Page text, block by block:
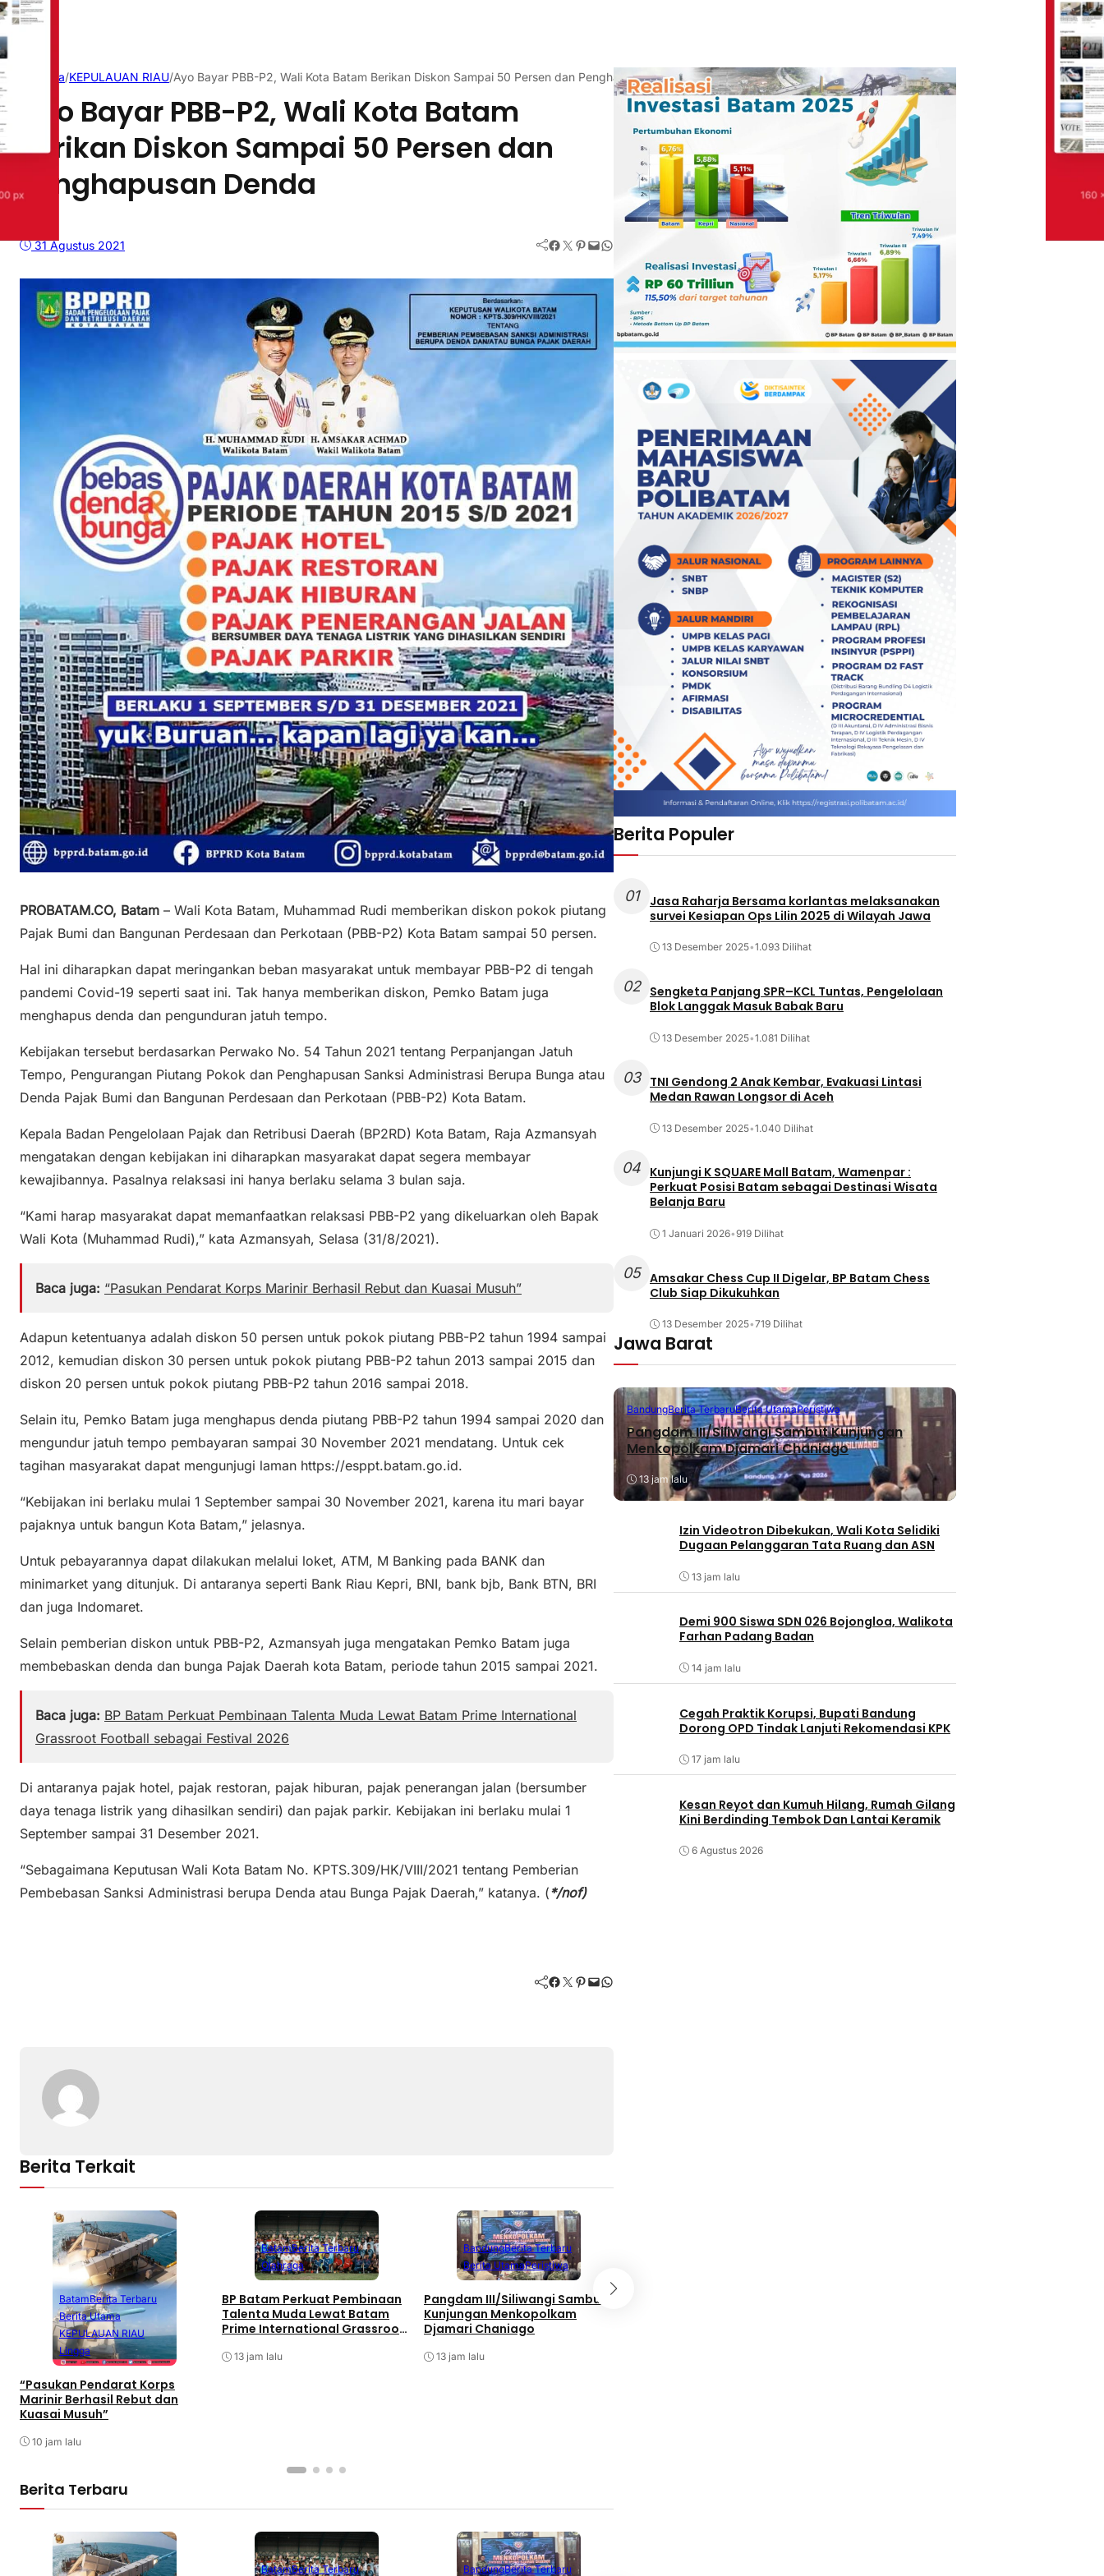
Beranda/KEPULAUAN RIAU/Ayo Bayar PBB-P2, Wali Kota Batam Berikan Diskon Sampai 50 Persen dan Penghapusan Denda
Ayo Bayar PBB-P2, Wali Kota Batam
Berikan Diskon Sampai 50 Persen dan
Penghapusan Denda
31 Agustus 2021 Facebook Twitter Pinterest Mail WhatsApp
PROBATAM.CO, Batam – Wali Kota Batam, Muhammad Rudi memberikan diskon pokok piutang
Pajak Bumi dan Bangunan Perdesaan dan Perkotaan (PBB-P2) Kota Batam sampai 50 persen.
Hal ini diharapkan dapat meringankan beban masyarakat untuk membayar PBB-P2 di tengah
pandemi Covid-19 seperti saat ini. Tak hanya memberikan diskon, Pemko Batam juga
menghapus denda dan pengunduran jatuh tempo.
Kebijakan tersebut berdasarkan Perwako No. 54 Tahun 2021 tentang Perpanjangan Jatuh
Tempo, Pengurangan Piutang Pokok dan Penghapusan Sanksi Administrasi Berupa Bunga atau
Denda Pajak Bumi dan Bangunan Perdesaan dan Perkotaan (PBB-P2) Kota Batam.
Kepala Badan Pengelolaan Pajak dan Retribusi Daerah (BP2RD) Kota Batam, Raja Azmansyah
mengatakan dengan kebijakan ini diharapkan masyarakat dapat segera membayar
kewajibannya. Pasalnya relaksasi ini hanya berlaku selama 3 bulan saja.
“Kami harap masyarakat dapat memanfaatkan relaksasi PBB-P2 yang dikeluarkan oleh Bapak
Wali Kota (Muhammad Rudi),” kata Azmansyah, Selasa (31/8/2021).
Baca juga: “Pasukan Pendarat Korps Marinir Berhasil Rebut dan Kuasai Musuh”
Adapun ketentuanya adalah diskon 50 persen untuk pokok piutang PBB-P2 tahun 1994 sampai
2012, kemudian diskon 30 persen untuk pokok piutang PBB-P2 tahun 2013 sampai 2015 dan
diskon 20 persen untuk pokok piutang PBB-P2 tahun 2016 sampai 2018.
Selain itu, Pemko Batam juga menghapus denda piutang PBB-P2 tahun 1994 sampai 2020 dan
mengundur jatuh tempo pembayaran sampai 30 November 2021 mendatang. Untuk cek
tagihan masyarakat dapat mengunjugi laman https://esppt.batam.go.id.
“Kebijakan ini berlaku mulai 1 September sampai 30 November 2021, karena itu mari bayar
pajaknya untuk bangun Kota Batam,” jelasnya.
Untuk pebayarannya dapat dilakukan melalui loket, ATM, M Banking pada BANK dan
minimarket yang ditunjuk. Di antaranya seperti Bank Riau Kepri, BNI, bank bjb, Bank BTN, BRI
dan juga Indomaret.
Selain pemberian diskon untuk PBB-P2, Azmansyah juga mengatakan Pemko Batam juga
membebaskan denda dan bunga Pajak Daerah kota Batam, periode tahun 2015 sampai 2021.
Baca juga: BP Batam Perkuat Pembinaan Talenta Muda Lewat Batam Prime International
Grassroot Football sebagai Festival 2026
Di antaranya pajak hotel, pajak restoran, pajak hiburan, pajak penerangan jalan (bersumber
daya tenaga listrik yang dihasilkan sendiri) dan pajak parkir. Kebijakan ini berlaku mulai 1
September sampai 31 Desember 2021.
“Sebagaimana Keputusan Wali Kota Batam No. KPTS.309/HK/VIII/2021 tentang Pemberian
Pembebasan Sanksi Administrasi berupa Denda atau Bunga Pajak Daerah,” katanya. (*/nof)
Facebook Twitter Pinterest Mail WhatsApp
Berita Terkait
BatamBerita Terbaru
Berita Utama
KEPULAUAN RIAU
Lingga
“Pasukan Pendarat Korps
Marinir Berhasil Rebut dan
Kuasai Musuh”
10 jam lalu
BatamBerita Terbaru
Olahraga
BP Batam Perkuat Pembinaan
Talenta Muda Lewat Batam
Prime International Grassroot
13 jam lalu
BandungBerita Terbaru
Berita UtamaPeristiwa
Pangdam III/Siliwangi Sambut
Kunjungan Menkopolkam
Djamari Chaniago
13 jam lalu
Berita Terbaru
BatamBerita Terbaru BandungBerita Terbaru
Berita Populer
01
Jasa Raharja Bersama korlantas melaksanakan
survei Kesiapan Ops Lilin 2025 di Wilayah Jawa
13 Desember 2025•1.093 Dilihat
02
Sengketa Panjang SPR–KCL Tuntas, Pengelolaan
Blok Langgak Masuk Babak Baru
13 Desember 2025•1.081 Dilihat
03
TNI Gendong 2 Anak Kembar, Evakuasi Lintasi
Medan Rawan Longsor di Aceh
13 Desember 2025•1.040 Dilihat
04 Kunjungi K SQUARE Mall Batam, Wamenpar :
Perkuat Posisi Batam sebagai Destinasi Wisata
Belanja Baru
1 Januari 2026•919 Dilihat
05 Amsakar Chess Cup II Digelar, BP Batam Chess
Club Siap Dikukuhkan
13 Desember 2025•719 Dilihat
Jawa Barat
BandungBerita TerbaruBerita UtamaPeristiwa
Pangdam III/Siliwangi Sambut Kunjungan
Menkopolkam Djamari Chaniago
13 jam lalu
Izin Videotron Dibekukan, Wali Kota Selidiki
Dugaan Pelanggaran Tata Ruang dan ASN
13 jam lalu
Demi 900 Siswa SDN 026 Bojongloa, Walikota
Farhan Padang Badan
14 jam lalu
Cegah Praktik Korupsi, Bupati Bandung
Dorong OPD Tindak Lanjuti Rekomendasi KPK
17 jam lalu
Kesan Reyot dan Kumuh Hilang, Rumah Gilang
Kini Berdinding Tembok Dan Lantai Keramik
6 Agustus 2026